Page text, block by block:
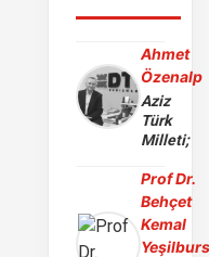
Ahmet
Özenalp
Aziz
Türk
Milleti;
Prof Dr.
Behçet
Kemal